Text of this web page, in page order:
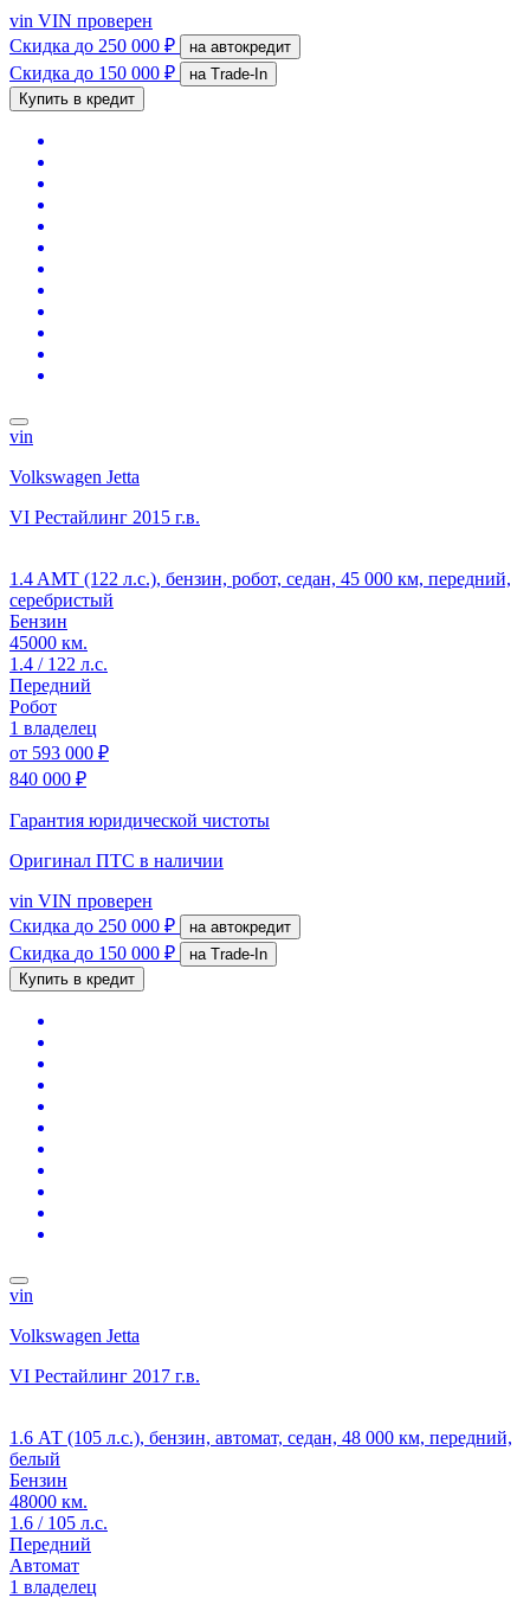
vin VIN проверен
Скидка до 250 000 ₽ на автокредит
Скидка до 150 000 ₽
на Trade-In
Купить в кредит
vin
Volkswagen Jetta
VI Рестайлинг 2015 г.в.
1.4 AMT (122 л.с.), бензин, робот, седан, 45 000 км, передний,
серебристый
Бензин
45000 км.
1.4 / 122 л.с.
Передний
Робот
1 владелец
от 593 000 ₽
840 000 ₽
Гарантия юридической чистоты
Оригинал ПТС в наличии
vin VIN проверен
Скидка до 250 000 ₽ на автокредит
Скидка до 150 000 ₽
на Trade-In
Купить в кредит
vin
Volkswagen Jetta
VI Рестайлинг 2017 г.в.
1.6 АТ (105 л.с.), бензин, автомат, седан, 48 000 км, передний,
белый
Бензин
48000 км.
1.6 / 105 л.с.
Передний
Автомат
1 владелец